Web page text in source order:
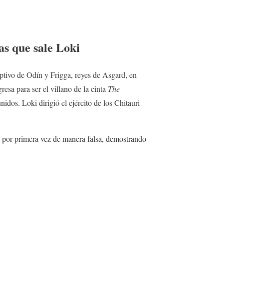
que sale Loki
de Odín y Frigga, reyes de Asgard, en
para ser el villano de la cinta The
Loki dirigió el ejército de los Chitauri
primera vez de manera falsa, demostrando